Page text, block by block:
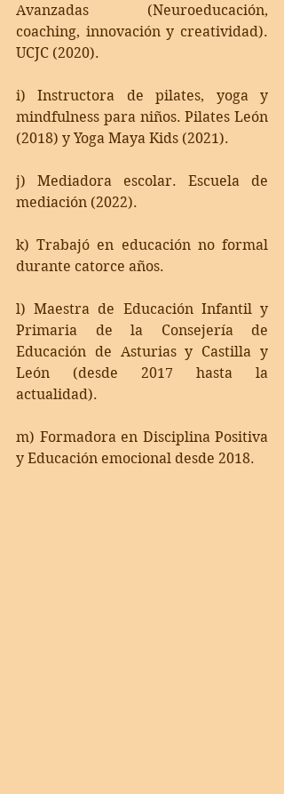
Avanzadas (Neuroeducación,
coaching, innovación y creatividad).
UCJC (2020).
i) Instructora de pilates, yoga y
mindfulness para niños. Pilates León
(2018) y Yoga Maya Kids (2021).
j) Mediadora escolar. Escuela de
mediación (2022).
k) Trabajó en educación no formal
durante catorce años.
l) Maestra de Educación Infantil y
Primaria de la Consejería de
Educación de Asturias y Castilla y
León (desde 2017 hasta la
actualidad).
m) Formadora en Disciplina Positiva
y Educación emocional desde 2018.